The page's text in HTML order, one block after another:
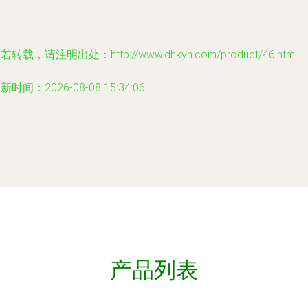
转载，请注明出处：http://www.dhkyn.com/product/46.html
时间：2026-08-08 15:34:06
产品列表